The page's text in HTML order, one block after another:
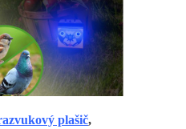
plašič,